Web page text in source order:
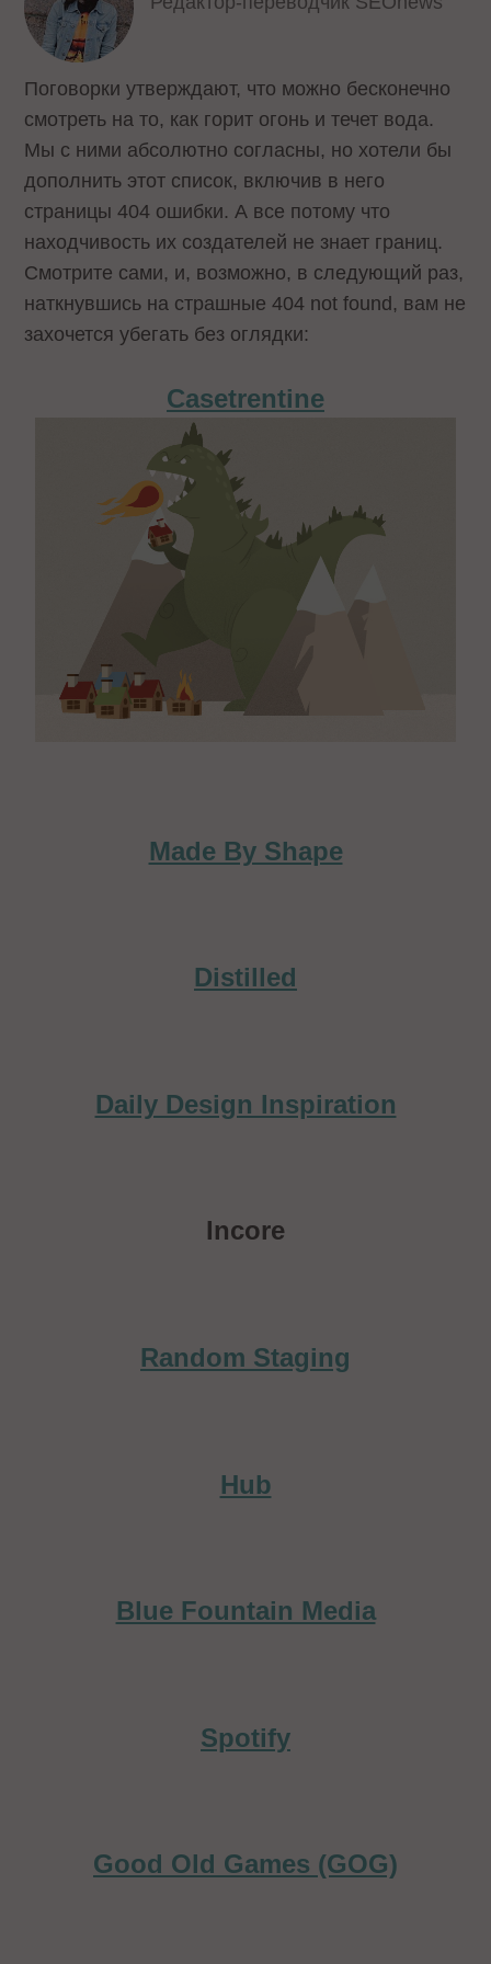
Поговорки утверждают, что можно бесконечно
смотреть на то, как горит огонь и течет вода.
Мы с ними абсолютно согласны, но хотели бы
дополнить этот список, включив в него
страницы 404 ошибки. А все потому что
находчивость их создателей не знает границ.
Смотрите сами, и, возможно, в следующий раз,
наткнувшись на страшные 404 not found, вам не
захочется убегать без оглядки:
Casetrentine
Made By Shape
Distilled
Daily Design Inspiration
Incore
Random Staging
Hub
Blue Fountain Media
Spotify
Good Old Games (GOG)